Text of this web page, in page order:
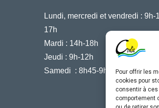
Pour offrir les
cookies pour
consentir à
comportement
Lundi, mercredi et vendredi : 9h-
17h
Mardi : 14h-18h
Jeudi : 9h-12h
Samedi : 8h45-9h45